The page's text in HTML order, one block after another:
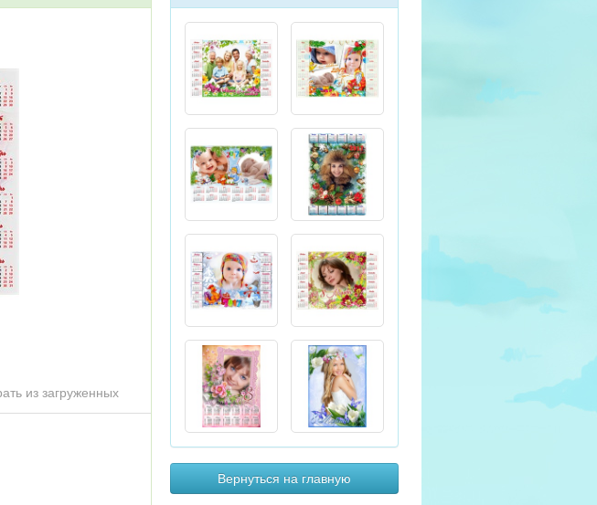
Вернуться на главную
из загруженных